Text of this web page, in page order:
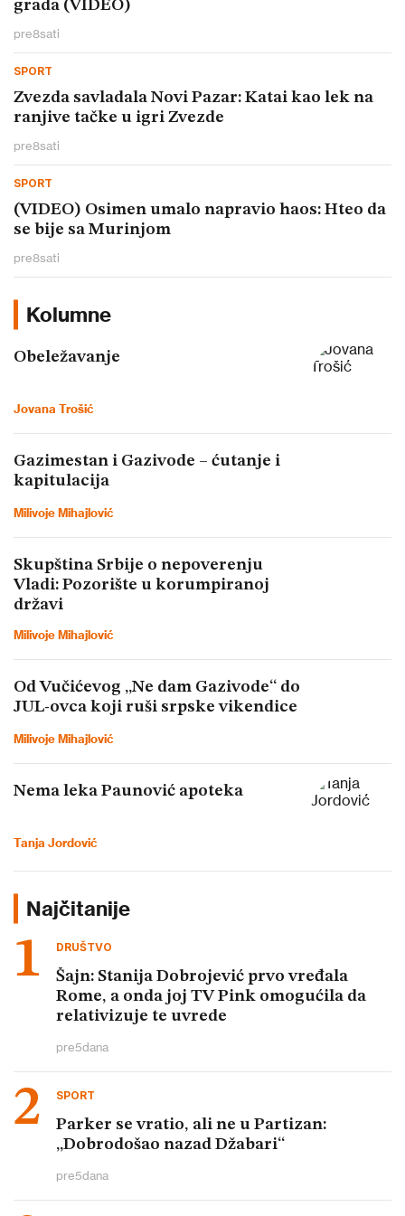
grada (VIDEO)
pre8sati
SPORT
Zvezda savladala Novi Pazar: Katai kao lek na
ranjive tačke u igri Zvezde
pre8sati
SPORT
(VIDEO) Osimen umalo napravio haos: Hteo da
se bije sa Murinjom
pre8sati
Kolumne
Obeležavanje
Jovana Trošić
Gazimestan i Gazivode – ćutanje i
kapitulacija
Milivoje Mihajlović
Skupština Srbije o nepoverenju
Vladi: Pozorište u korumpiranoj
državi
Milivoje Mihajlović
Od Vučićevog „Ne dam Gazivode“ do
JUL-ovca koji ruši srpske vikendice
Milivoje Mihajlović
Nema leka Paunović apoteka
Tanja Jordović
Najčitanije
DRUŠTVO
Šajn: Stanija Dobrojević prvo vređala
Rome, a onda joj TV Pink omogućila da
relativizuje te uvrede
pre5dana
SPORT
Parker se vratio, ali ne u Partizan:
„Dobrodošao nazad Džabari“
pre5dana